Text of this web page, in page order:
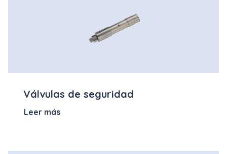
Válvulas de seguridad
Leer más